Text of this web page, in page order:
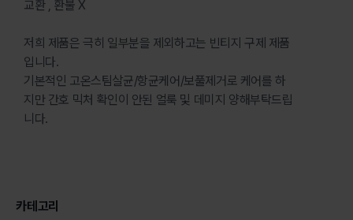
교환 , 환불 X
저희 제품은 극히 일부분을 제외하고는 빈티지 구제 제품
입니다.
기본적인 고온스팀살균/항균케어/보풀제거로 케어를 하
지만 간호 믹처 확인이 안된 얼룩 및 데미지 양해부탁드립
니다.
카테고리